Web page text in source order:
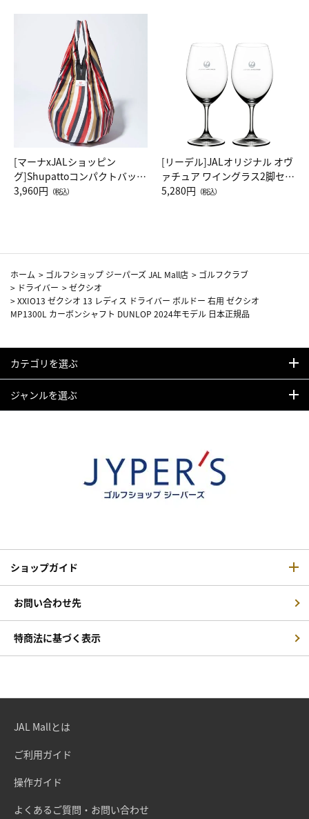
[マーナxJALショッピン
グ]Shupattoコンパクトバッグ
Drop JAL客室乗務員（LC）ス
3,960円 （税込）
[リーデル]JALオリジナル オヴ
ァチュア ワイングラス2脚セッ
ト（レッドワイン）
5,280円 （税込）
ホーム > ゴルフショップ ジーパーズ JAL Mall店 > ゴルフクラブ
> ドライバー >ゼクシオ
>XXIO13 ゼクシオ 13 レディス ドライバー ボルドー 右用 ゼクシオ
MP1300L カーボンシャフト DUNLOP 2024年モデル 日本正規品
カテゴリを選ぶ
ジャンルを選ぶ
ショップガイド
お問い合わせ先
特商法に基づく表示
JAL Mallとは
ご利用ガイド
操作ガイド
よくあるご質問・お問い合わせ